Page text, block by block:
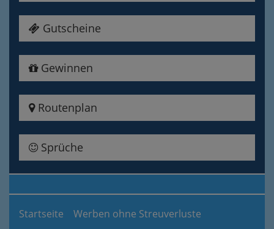
Gutscheine
Gewinnen
Routenplan
Sprüche
Startseite Werben ohne Streuverluste